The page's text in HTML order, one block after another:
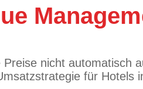
nicht automatisch
für Hotels